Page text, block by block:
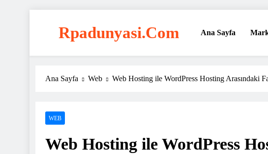
Rpadunyasi.com Ana Sayfa
Ana Sayfa Web Web Hosting ile WordPress Hosting Arasındaki
WEB
Web Hosting ile WordPress